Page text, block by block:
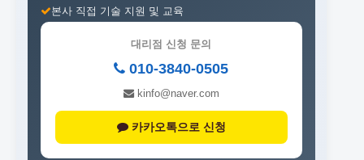
본사 직접 기술 지원 및 교육
대리점 신청 문의
010-3840-0505
kinfo@naver.com
카카오톡으로 신청